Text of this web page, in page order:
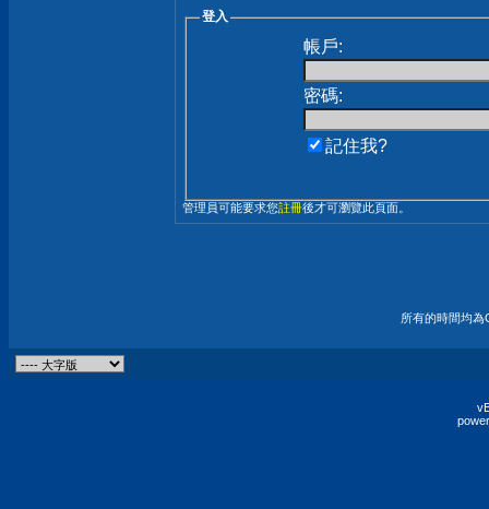
登入
帳戶:
密碼:
記住我?
管理員可能要求您註冊後才可瀏覽此頁面。
所有的時間均為